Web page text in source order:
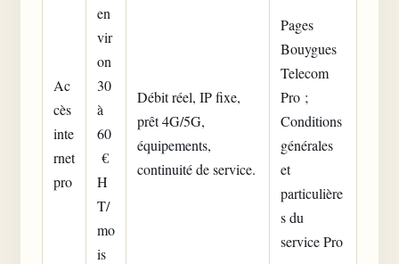
Ac
cès
inte
rnet
pro
en
vir
on
30
à
60
€
H
T/
mo
is
Débit réel, IP fixe,
prêt 4G/5G,
équipements,
continuité de service.
Pages
Bouygues
Telecom
Pro ;
Conditions
générales
et
particulière
s du
service Pro